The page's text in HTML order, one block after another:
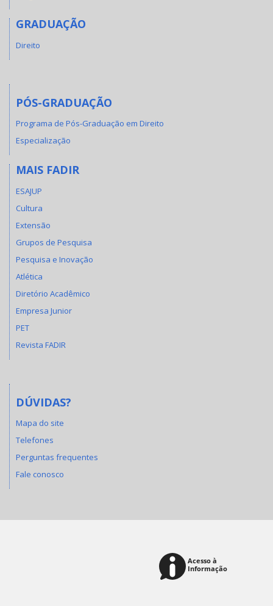
GRADUAÇÃO
Direito
PÓS-GRADUAÇÃO
Programa de Pós-Graduação em Direito
Especialização
MAIS FADIR
ESAJUP
Cultura
Extensão
Grupos de Pesquisa
Pesquisa e Inovação
Atlética
Diretório Acadêmico
Empresa Junior
PET
Revista FADIR
DÚVIDAS?
Mapa do site
Telefones
Perguntas frequentes
Fale conosco